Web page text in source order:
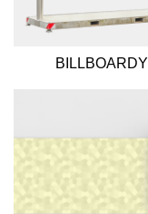
BILLBOARDY